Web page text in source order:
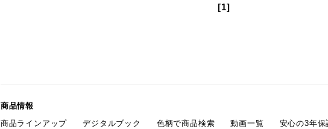
[1]
商品情報
商品ラインアップ
デジタルブック 色柄で商品検索 動画一覧 安心の3年保